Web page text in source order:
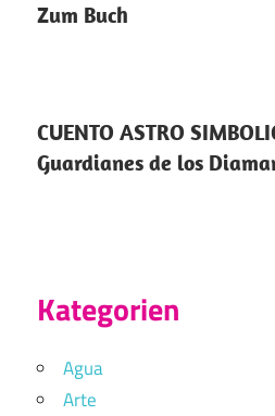
Zum Buch
CUENTO ASTRO
Guardianes de los
Kategorien
Agua
Arte